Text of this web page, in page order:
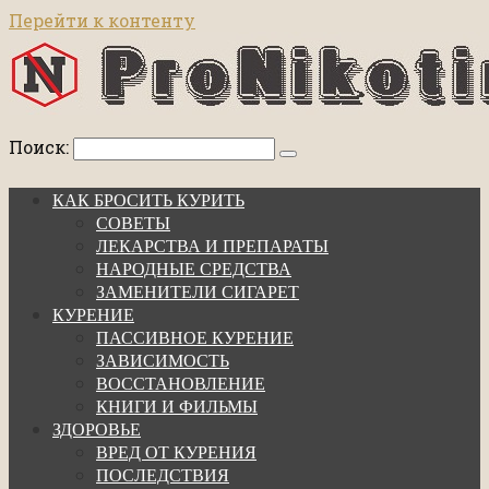
Перейти к контенту
Поиск:
КАК БРОСИТЬ КУРИТЬ
СОВЕТЫ
ЛЕКАРСТВА И ПРЕПАРАТЫ
НАРОДНЫЕ СРЕДСТВА
ЗАМЕНИТЕЛИ СИГАРЕТ
КУРЕНИЕ
ПАССИВНОЕ КУРЕНИЕ
ЗАВИСИМОСТЬ
ВОССТАНОВЛЕНИЕ
КНИГИ И ФИЛЬМЫ
ЗДОРОВЬЕ
ВРЕД ОТ КУРЕНИЯ
ПОСЛЕДСТВИЯ